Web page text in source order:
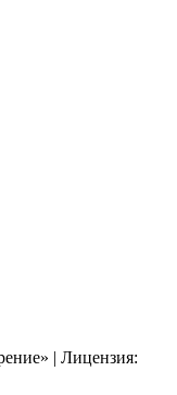
| Лицензия: